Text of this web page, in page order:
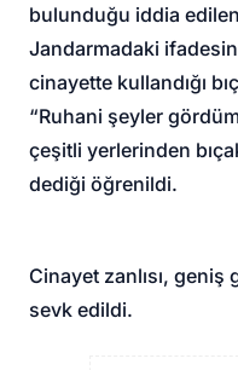
bulunduğu iddia edilen
Jandarmadaki
cinayette kullandığı
“Ruhani şeyler
çeşitli yerlerinden
dediği öğrenildi.
Cinayet zanlısı,
sevk edildi.